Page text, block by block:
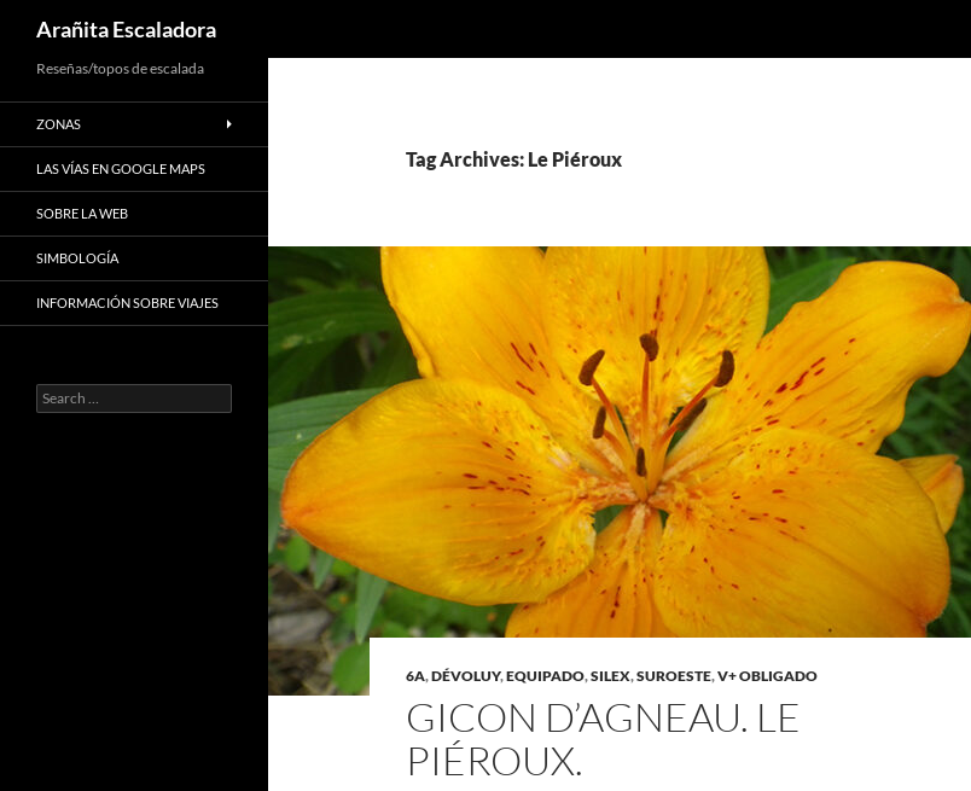
to
content
Arañita Escaladora
Tag Archives: Le Piéroux
6A,DÉVOLUY,EQUIPADO,SILEX,SUROESTE,V+ OBLIGADO
GICON D’AGNEAU. LE
PIÉROUX.
Reseñas/topos de escalada
ZONAS
LAS VÍAS EN GOOGLE MAPS
SOBRE LA WEB
SIMBOLOGÍA
INFORMACIÓN SOBRE VIAJES
Search
for: